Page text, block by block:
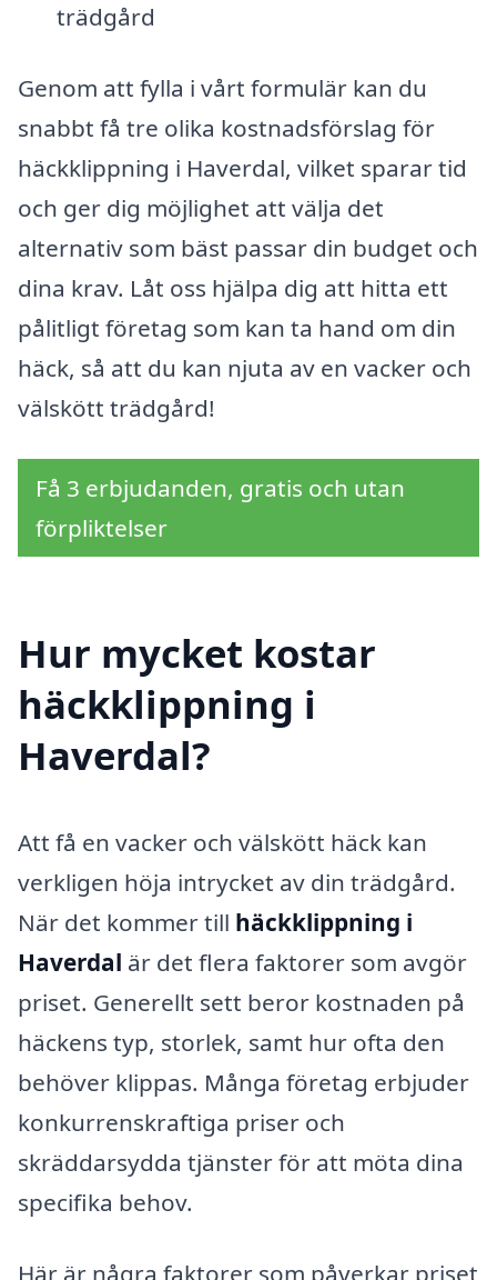
trädgård
Genom att fylla i vårt formulär kan du
snabbt få tre olika kostnadsförslag för
häckklippning i Haverdal, vilket sparar tid
och ger dig möjlighet att välja det
alternativ som bäst passar din budget och
dina krav. Låt oss hjälpa dig att hitta ett
pålitligt företag som kan ta hand om din
häck, så att du kan njuta av en vacker och
välskött trädgård!
Få 3 erbjudanden, gratis och utan
förpliktelser
Hur mycket kostar
häckklippning i
Haverdal?
Att få en vacker och välskött häck kan
verkligen höja intrycket av din trädgård.
När det kommer till häckklippning i
Haverdal är det flera faktorer som avgör
priset. Generellt sett beror kostnaden på
häckens typ, storlek, samt hur ofta den
behöver klippas. Många företag erbjuder
konkurrenskraftiga priser och
skräddarsydda tjänster för att möta dina
specifika behov.
Här är några faktorer som påverkar priset